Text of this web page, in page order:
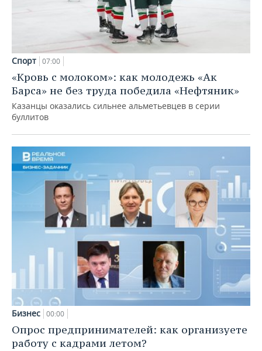
Спорт 07:00
«Кровь с молоком»: как молодежь «Ак
Барса» не без труда победила «Нефтяник»
Казанцы оказались сильнее альметьевцев в серии
буллитов
Бизнес 00:00
Опрос предпринимателей: как организуете
работу с кадрами летом?